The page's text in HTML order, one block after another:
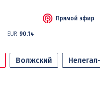
EUR 90.14
Прямой эфир
Волжский